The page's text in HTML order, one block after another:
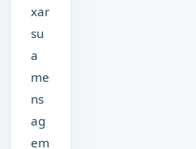
xar
su
a
me
ns
ag
em